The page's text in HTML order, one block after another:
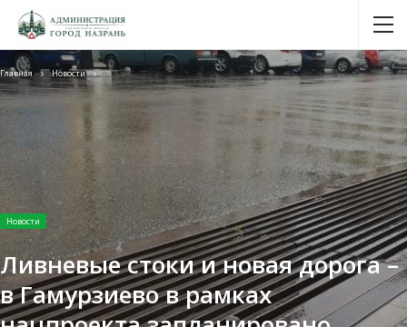
Главная Новости
Новости
Ливневые стоки и новая дорога –
в Гамурзиево в рамках